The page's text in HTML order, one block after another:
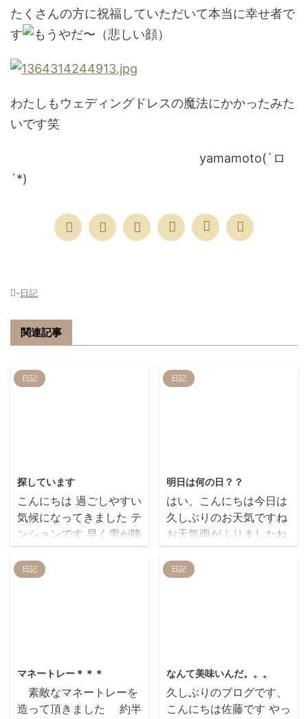
たくさんの方に祝福していただいて本当に幸せ者で
す
わたしもウェディングドレスの魔法にかかったみた
いです笑
yamamoto(`ロ
´*)
-日記
関連記事
日記
探しています
こんにちは 過ごしやすい
気候になってきました テ
ンションです 早く雪が降
らないかなぁ。。。笑 そ
んな感じでわくわくの私
てかけてなかったんです
けどね 私の自転車を盗む
なんて、いい度胸してま
日記
明日は何の日？？
はい、こんにちは今日は
久しぶりのお天気ですね
お天気雨がふりましたね
そうそう皆さんは雨の境
目をみたことはあります
線）がやってくる～と思
ったら もう降られてまし
た いや～また見たいです
ね笑 話は変わりますが明
日記
マネートレー＊＊＊
素敵なマネートレーを
造って頂きました 約半
日記
なんて美味いんだ。。。
久しぶりのブログです、
こんにちは佐藤です やっ